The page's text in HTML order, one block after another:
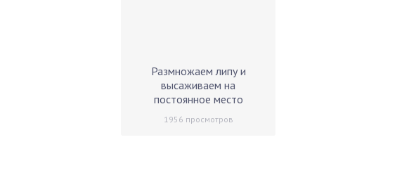
Размножаем липу и
высаживаем на
постоянное место
1956 просмотров